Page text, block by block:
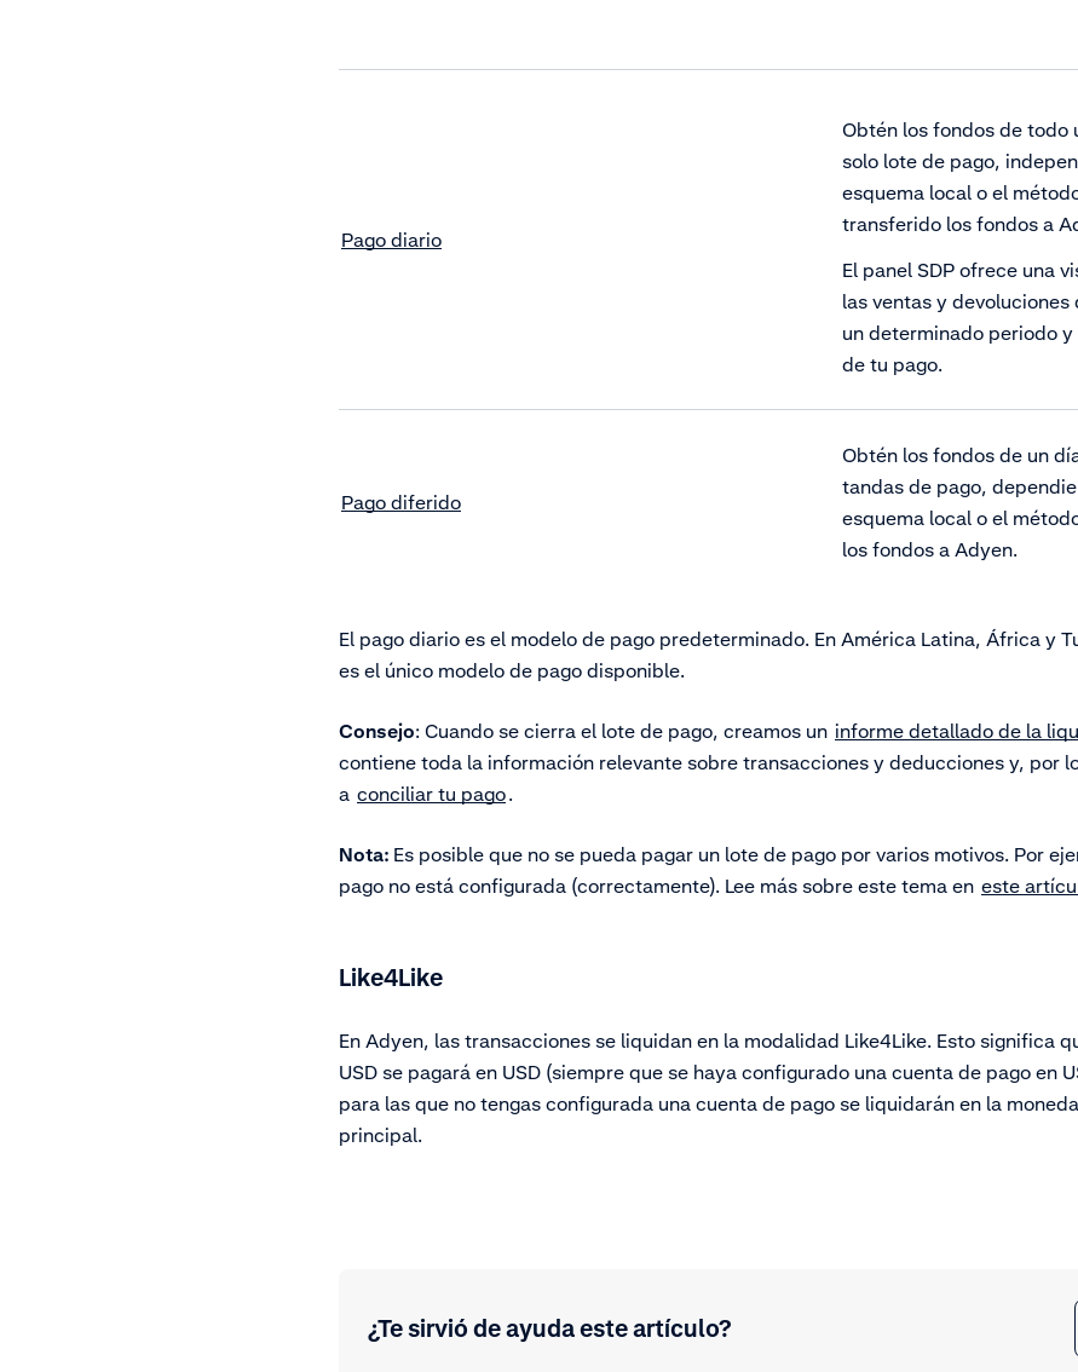
Pago diario
Obtén los fondos de todo
solo lote de pago,
esquema local o el
transferido los fondos a
El panel SDP ofrece una
las ventas y
un determinado periodo
de tu pago.
Pago diferido
Obtén los fondos de un
tandas de pago,
esquema local o el
los fondos a Adyen.
El pago diario es el modelo de pago predeterminado. En América Latina, África y
es el único modelo de pago disponible.
Consejo: Cuando se cierra el lote de pago, creamos un informe detallado de la
contiene toda la información relevante sobre transacciones y deducciones y, por
a conciliar tu pago.
Nota: Es posible que no se pueda pagar un lote de pago por varios motivos. Por
pago no está configurada (correctamente). Lee más sobre este tema en este
Like4Like
En Adyen, las transacciones se liquidan en la modalidad Like4Like. Esto significa
USD se pagará en USD (siempre que se haya configurado una cuenta de pago en
para las que no tengas configurada una cuenta de pago se liquidarán en la
principal.
¿Te sirvió de ayuda este artículo?